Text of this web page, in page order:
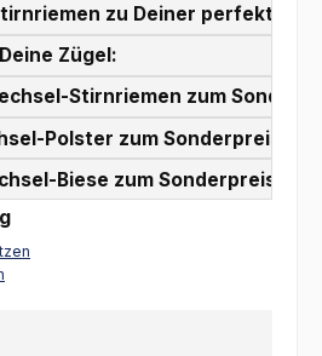
zu Deiner perfekten
Zügel:
Stirnriemen zum
Polster zum Sonderpreis:
Biese zum Sonderpreis: